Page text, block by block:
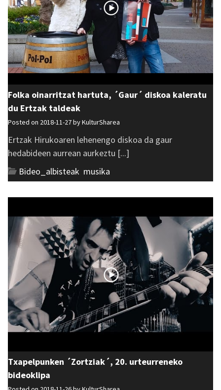
Folka oinarritzat hartuta, ´Gaur´ diskoa kaleratu
du Ertzak taldeak
Posted on 2018-11-27 byKulturSharea
Ertzak Hirukoaren lehenengo diskoa da gaur
hedabideen aurrean aurkeztu [...]
Bideo_albisteak musika
Txapelpunken ´Zortziak´, 20. urteurreneko
bideoklipa